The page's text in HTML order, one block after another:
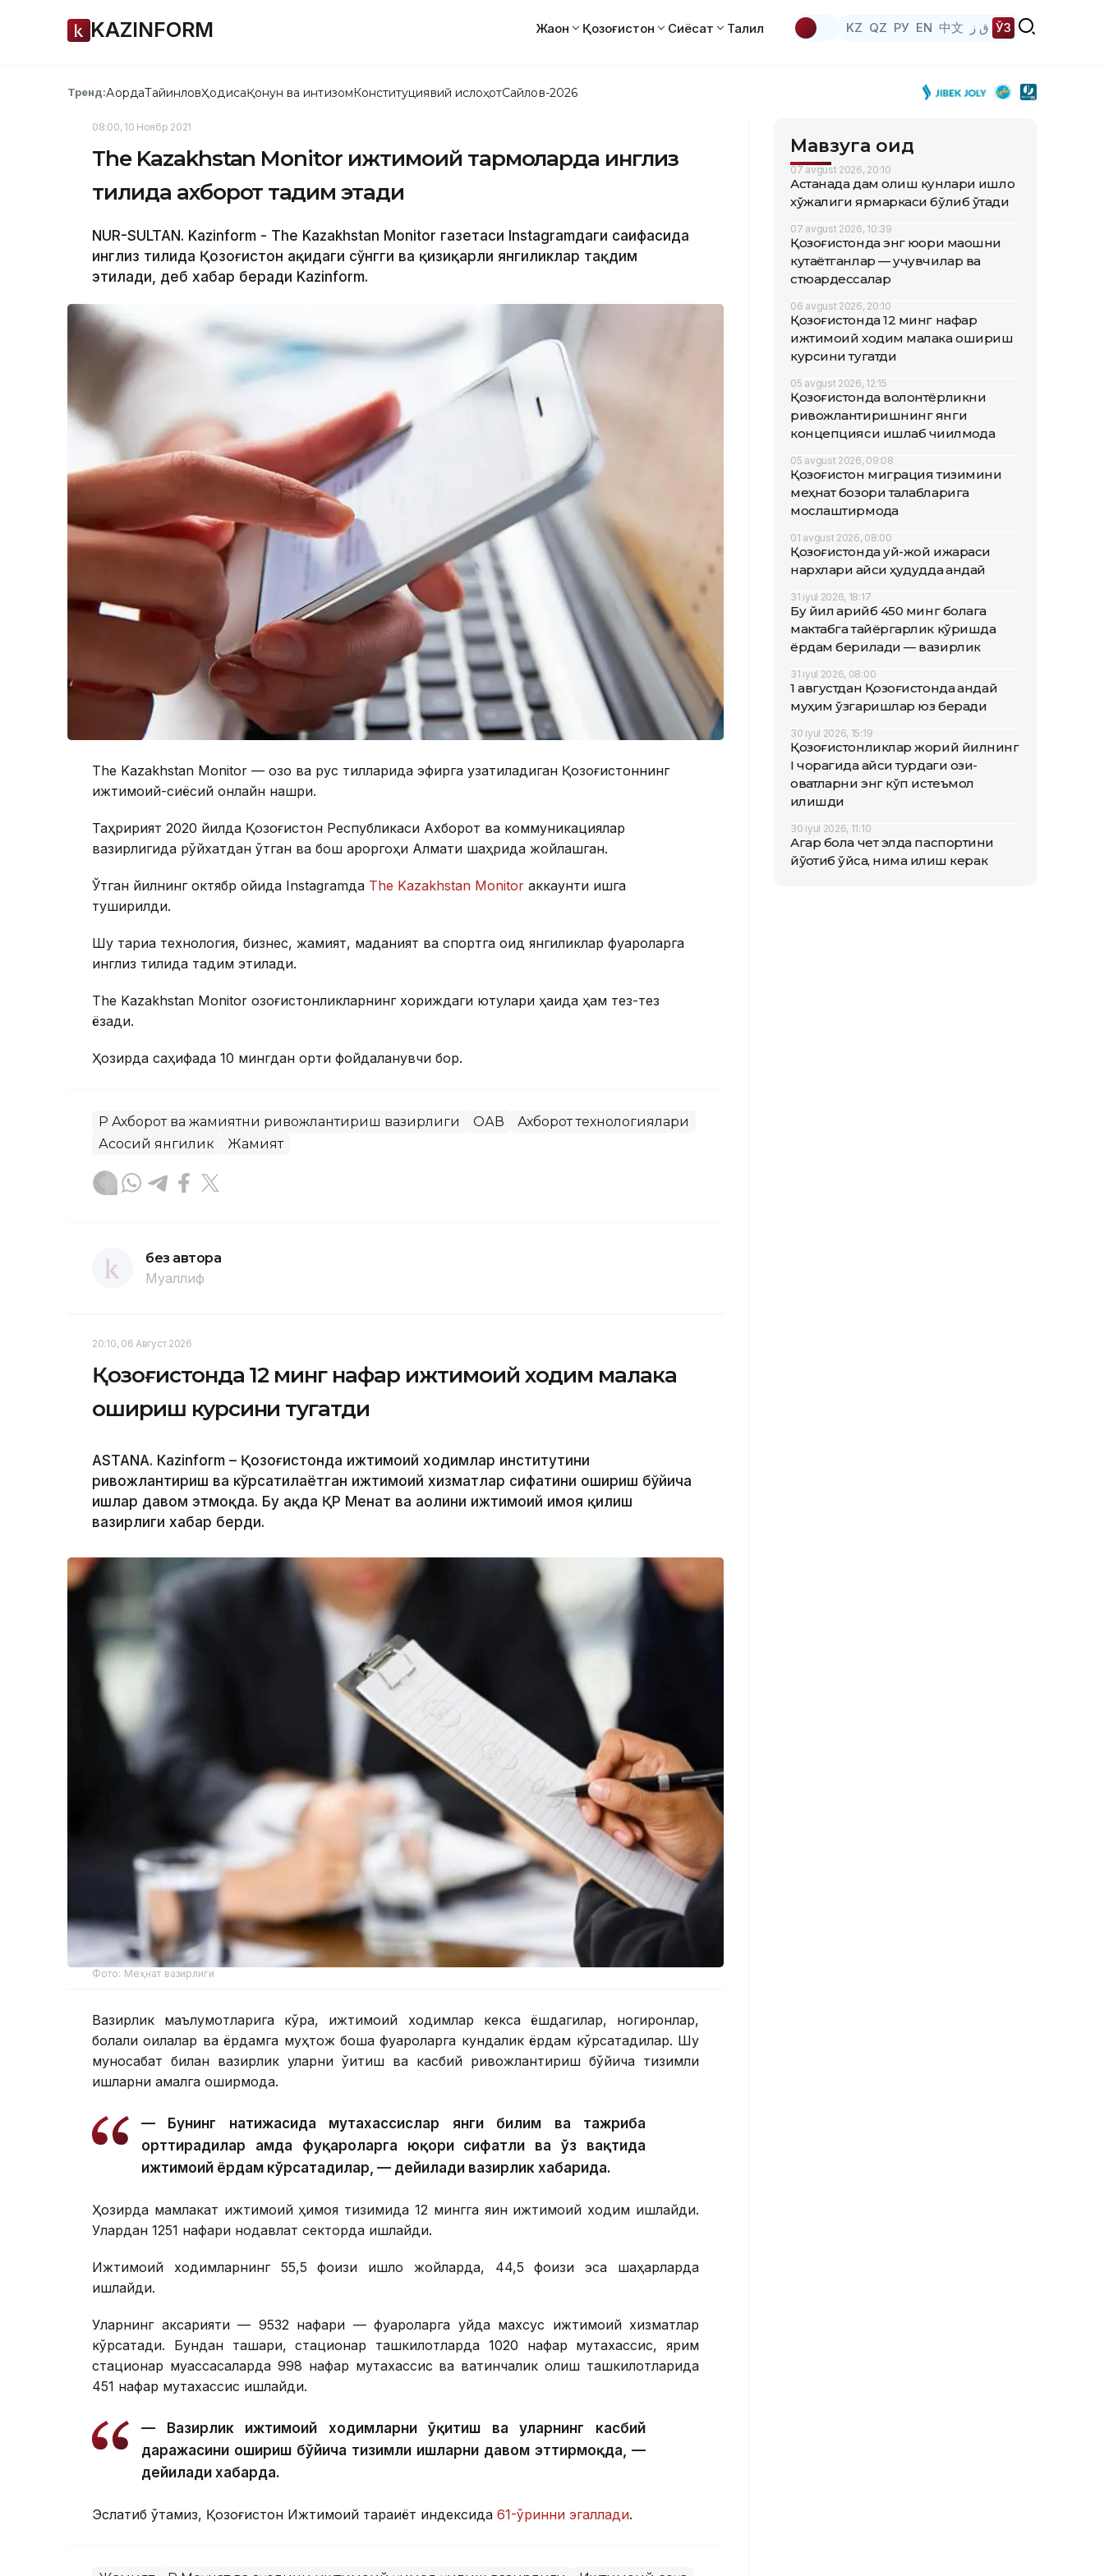
KAZINFORM Жаҳон Қозоғистон Сиёсат Таҳлил KZ QZ РУ EN 中文 ق ز ЎЗ
Тренд:АқордаТайинловҲодисаҚонун ва интизомКонституциявий ислоҳотСайлов-2026
08:00, 10 Ноябр 2021
The Kazakhstan Monitor ижтимоий тармоқларда инглиз
тилида ахборот тақдим этади
NUR-SULTAN. Kazinform - The Kazakhstan Monitor газетаси Instagramдаги саҳифасида
инглиз тилида Қозоғистон ҳақидаги сўнгги ва қизиқарли янгиликлар тақдим
этилади, деб хабар беради Kazinform.
The Kazakhstan Monitor — қозоқ ва рус тилларида эфирга узатиладиган Қозоғистоннинг
ижтимоий-сиёсий онлайн нашри.
Таҳририят 2020 йилда Қозоғистон Республикаси Aхборот ва коммуникациялар
вазирлигида рўйхатдан ўтган ва бош қароргоҳи Алмати шаҳрида жойлашган.
Ўтган йилнинг октябр ойида Instagramда The Kazakhstan Monitor аккаунти ишга
туширилди.
Шу тариқа технология, бизнес, жамият, маданият ва спортга оид янгиликлар фуқароларга
инглиз тилида тақдим этилади.
The Kazakhstan Monitor қозоғистонликларнинг хориждаги ютуқлари ҳақида ҳам тез-тез
ёзади.
Ҳозирда саҳифада 10 мингдан ортиқ фойдаланувчи бор.
ҚР Ахборот ва жамиятни ривожлантириш вазирлиги ОАВ
Ахборот технологиялари
Асосий янгилик
Жамият
без автора
Муаллиф
20:10, 06 Август 2026
Қозоғистонда 12 минг нафар ижтимоий ходим малака
ошириш курсини тугатди
ASTANА. Кazinform – Қозоғистонда ижтимоий ходимлар институтини
ривожлантириш ва кўрсатилаётган ижтимоий хизматлар сифатини ошириш бўйича
ишлар давом этмоқда. Бу ҳақда ҚР Меҳнат ва аҳолини ижтимоий ҳимоя қилиш
вазирлиги хабар берди.
Фото: Меҳнат вазирлиги
Вазирлик маълумотларига кўра, ижтимоий ходимлар кекса ёшдагилар, ногиронлар,
болали оилалар ва ёрдамга муҳтож бошқа фуқароларга кундалик ёрдам кўрсатадилар. Шу
муносабат билан вазирлик уларни ўқитиш ва касбий ривожлантириш бўйича тизимли
ишларни амалга оширмоқда.
— Бунинг натижасида мутахассислар янги билим ва тажриба
орттирадилар ҳамда фуқароларга юқори сифатли ва ўз вақтида
ижтимоий ёрдам кўрсатадилар, — дейилади вазирлик хабарида.
Ҳозирда мамлакат ижтимоий ҳимоя тизимида 12 мингга яқин ижтимоий ходим ишлайди.
Улардан 1251 нафари нодавлат секторда ишлайди.
Ижтимоий ходимларнинг 55,5 фоизи қишлоқ жойларда, 44,5 фоизи эса шаҳарларда
ишлайди.
Уларнинг аксарияти — 9532 нафари — фуқароларга уйда махсус ижтимоий хизматлар
кўрсатади. Бундан ташқари, стационар ташкилотларда 1020 нафар мутахассис, ярим
стационар муассасаларда 998 нафар мутахассис ва вақтинчалик қолиш ташкилотларида
451 нафар мутахассис ишлайди.
— Вазирлик ижтимоий ходимларни ўқитиш ва уларнинг касбий
даражасини ошириш бўйича тизимли ишларни давом эттирмоқда, —
дейилади хабарда.
Эслатиб ўтамиз, Қозоғистон Ижтимоий тараққиёт индексида 61-ўринни эгаллади.
Мавзуга оид
07 avgust 2026, 20:10
Астанада дам олиш кунлари қишлоқ
хўжалиги ярмаркаси бўлиб ўтади
07 avgust 2026, 10:39
Қозоғистонда энг юқори маошни
кутаётганлар — учувчилар ва
стюардессалар
06 avgust 2026, 20:10
Қозоғистонда 12 минг нафар
ижтимоий ходим малака ошириш
курсини тугатди
05 avgust 2026, 12:15
Қозоғистонда волонтёрликни
ривожлантиришнинг янги
концепцияси ишлаб чиқилмоқда
05 avgust 2026, 09:08
Қозоғистон миграция тизимини
меҳнат бозори талабларига
мослаштирмоқда
01 avgust 2026, 08:00
Қозоғистонда уй-жой ижараси
нархлари қайси ҳудудда қандай
31 iyul 2026, 18:17
Бу йил қарийб 450 минг болага
мактабга тайёргарлик кўришда
ёрдам берилади — вазирлик
31 iyul 2026, 08:00
1 августдан Қозоғистонда қандай
муҳим ўзгаришлар юз беради
30 iyul 2026, 15:19
Қозоғистонликлар жорий йилнинг
I чорагида қайси турдаги озиқ-
овқатларни энг кўп истеъмол
қилишди
30 iyul 2026, 11:10
Агар бола чет элда паспортини
йўқотиб қўйса, нима қилиш керак